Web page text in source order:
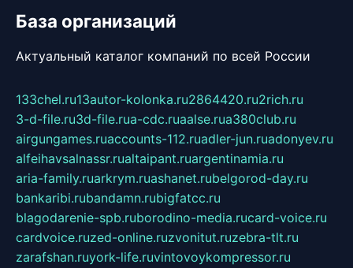
База организаций
Актуальный каталог компаний по всей России
133chel.ru13autor-kolonka.ru2864420.ru2rich.ru
3-d-file.ru3d-file.rua-cdc.ruaalse.rua380club.ru
airgungames.ruaccounts-112.ruadler-jun.ruadonyev.ru
alfeihavsalnassr.rualtaipant.ruargentinamia.ru
aria-family.ruarkrym.ruashanet.rubelgorod-day.ru
bankaribi.rubandamn.rubigfatcc.ru
blagodarenie-spb.ruborodino-media.rucard-voice.ru
cardvoice.ruzed-online.ruzvonitut.ruzebra-tlt.ru
zarafshan.ruyork-life.ruvintovoykompressor.ru